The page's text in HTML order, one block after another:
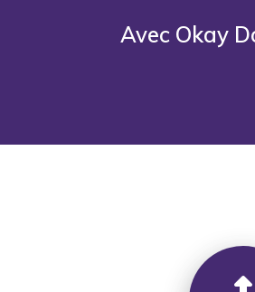
Avec Okay